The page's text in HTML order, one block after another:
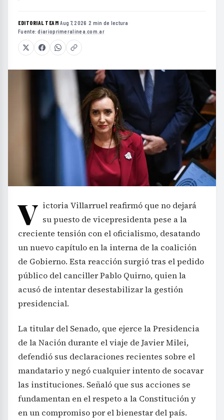
EDITORIAL TEAM·Aug 7, 2026 ·2 min de lectura ·
Fuente:diarioprimeralinea.com.ar
V ictoria Villarruel reafirmó que no dejará
su puesto de vicepresidenta pese a la
creciente tensión con el oficialismo, desatando
un nuevo capítulo en la interna de la coalición
de Gobierno. Esta reacción surgió tras el pedido
público del canciller Pablo Quirno, quien la
acusó de intentar desestabilizar la gestión
presidencial.
La titular del Senado, que ejerce la Presidencia
de la Nación durante el viaje de Javier Milei,
defendió sus declaraciones recientes sobre el
mandatario y negó cualquier intento de socavar
las instituciones. Señaló que sus acciones se
fundamentan en el respeto a la Constitución y
en un compromiso por el bienestar del país.